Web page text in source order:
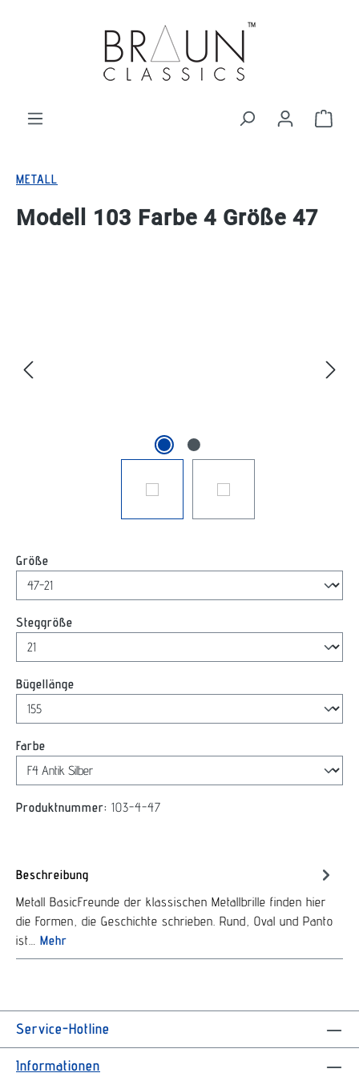
METALL
Modell 103 Farbe 4 Größe 47
Größe
Steggröße
Bügellänge
Farbe
Produktnummer: 103-4-47
Beschreibung
Metall BasicFreunde der klassischen Metallbrille finden hier
die Formen, die Geschichte schrieben. Rund, Oval und Panto
ist… Mehr
Service-Hotline
Informationen